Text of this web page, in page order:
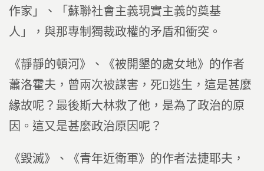
作家」、「蘇聯社會主義現實主義的奠基
人」，與那專制獨裁政權的矛盾和衝突。
《靜靜的頓河》、《被開墾的處女地》的作者
蕭洛霍夫，曾兩次被謀害，死逃生，這是甚麼
緣故呢？最後斯大林救了他，是為了政治的原
因。這又是甚麼政治原因呢？
《毀滅》、《青年近衛軍》的作者法捷耶夫，